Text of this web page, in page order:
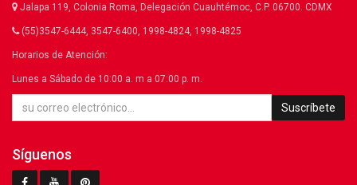
Jalapa 119, Colonia Roma, Delegación Cuauhtémoc, C.P. 06700. CDMX
(55)3547-6444, 3547-6400, 1998-4824, 1998-4825
Horarios de Atención:
Lunes a Sábado de 10:00 a. m a 07:00 p. m.
Suscríbete
Síguenos